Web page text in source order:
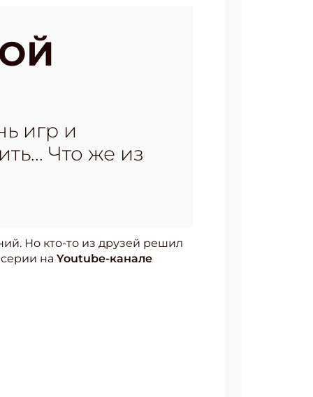
игр и
Что же из
Но кто-то из друзей решил
на Youtube-канале